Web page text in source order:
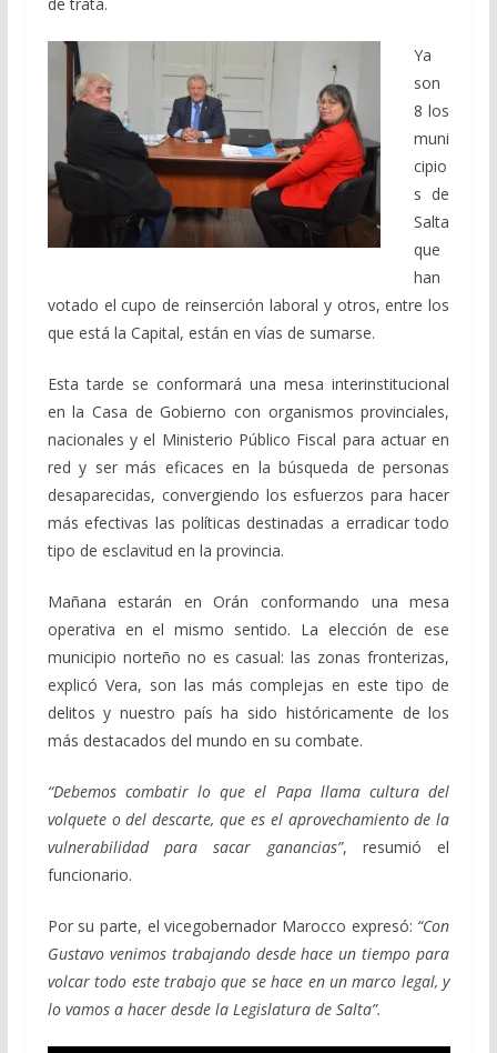
Ya
son
8 los
muni
cipio
s de
Salta
que
han
votado el cupo de reinserción laboral y otros, entre los
que está la Capital, están en vías de sumarse.
Esta tarde se conformará una mesa interinstitucional
en la Casa de Gobierno con organismos provinciales,
nacionales y el Ministerio Público Fiscal para actuar en
red y ser más eficaces en la búsqueda de personas
desaparecidas, convergiendo los esfuerzos para hacer
más efectivas las políticas destinadas a erradicar todo
tipo de esclavitud en la provincia.
Mañana estarán en Orán conformando una mesa
operativa en el mismo sentido. La elección de ese
municipio norteño no es casual: las zonas fronterizas,
explicó Vera, son las más complejas en este tipo de
delitos y nuestro país ha sido históricamente de los
más destacados del mundo en su combate.
“Debemos combatir lo que el Papa llama cultura del
volquete o del descarte, que es el aprovechamiento de la
vulnerabilidad para sacar ganancias”, resumió el
funcionario.
Por su parte, el vicegobernador Marocco expresó: “Con
Gustavo venimos trabajando desde hace un tiempo para
volcar todo este trabajo que se hace en un marco legal, y
lo vamos a hacer desde la Legislatura de Salta”.